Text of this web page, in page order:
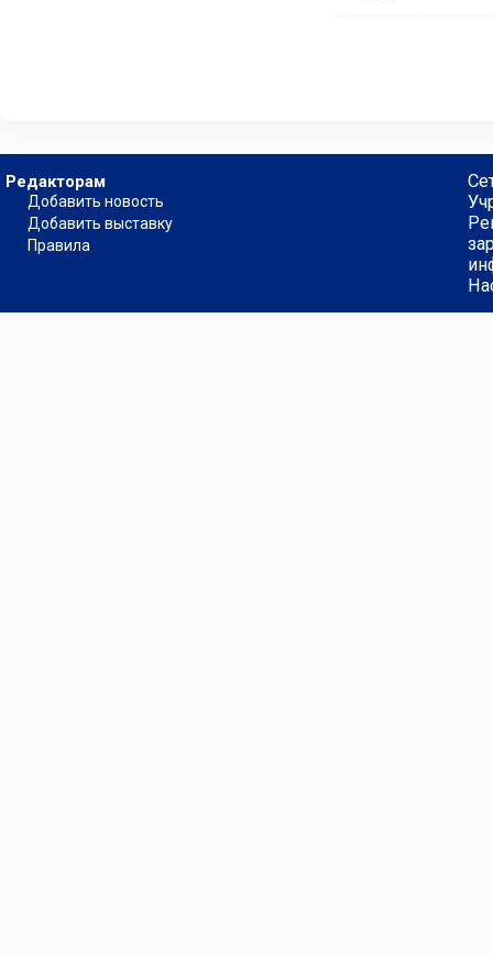
Редакторам
Добавить новость
Добавить выставку
Правила